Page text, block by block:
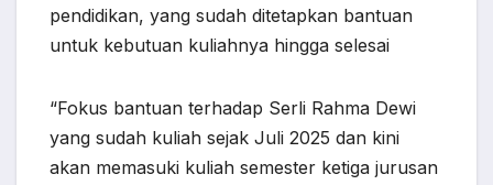
pendidikan, yang sudah ditetapkan bantuan
untuk kebutuan kuliahnya hingga selesai
“Fokus bantuan terhadap Serli Rahma Dewi
yang sudah kuliah sejak Juli 2025 dan kini
akan memasuki kuliah semester ketiga jurusan